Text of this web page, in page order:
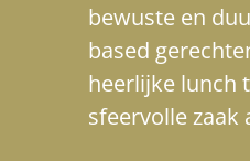
bewuste en
based
heerlijke lunch
sfeervolle zaak